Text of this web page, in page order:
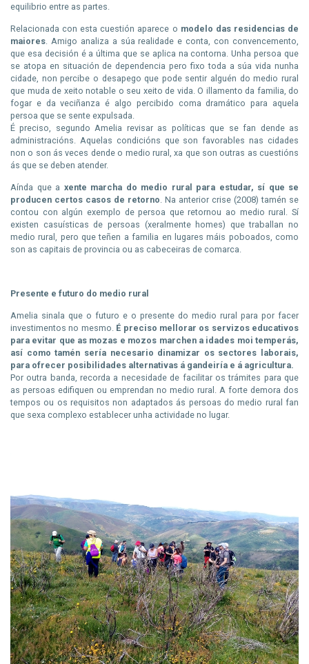
equilibrio entre as partes.
Relacionada con esta cuestión aparece o modelo das residencias de
maiores . Amigo analiza a súa realidade e conta, con convencemento,
que esa decisión é a última que se aplica na contorna. Unha persoa que
se atopa en situación de dependencia pero fixo toda a súa vida nunha
cidade, non percibe o desapego que pode sentir alguén do medio rural
que muda de xeito notable o seu xeito de vida. O illamento da familia, do
fogar e da veciñanza é algo percibido coma dramático para aquela
persoa que se sente expulsada.
É preciso, segundo Amelia revisar as políticas que se fan dende as
administracións. Aquelas condicións que son favorables nas cidades
non o son ás veces dende o medio rural, xa que son outras as cuestións
ás que se deben atender.
Aínda que a xente marcha do medio rural para estudar, sí que se
producen certos casos de retorno . Na anterior crise (2008) tamén se
contou con algún exemplo de persoa que retornou ao medio rural. Sí
existen casuísticas de persoas (xeralmente homes) que traballan no
medio rural, pero que teñen a familia en lugares máis poboados, como
son as capitais de provincia ou as cabeceiras de comarca.
Presente e futuro do medio rural
Amelia sinala que o futuro e o presente do medio rural para por facer
investimentos no mesmo. É preciso mellorar os servizos educativos
para evitar que as mozas e mozos marchen a idades moi temperás,
así como tamén sería necesario dinamizar os sectores laborais,
para ofrecer posibilidades alternativas á gandeiría e á agricultura.
Por outra banda, recorda a necesidade de facilitar os trámites para que
as persoas edifiquen ou emprendan no medio rural. A forte demora dos
tempos ou os requisitos non adaptados ás persoas do medio rural fan
que sexa complexo establecer unha actividade no lugar.